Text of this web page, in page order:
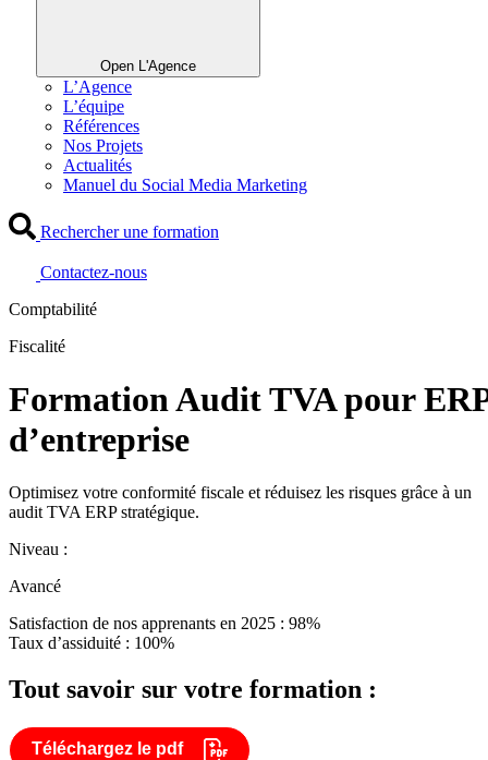
Open L'Agence
L’Agence
L’équipe
Références
Nos Projets
Actualités
Manuel du Social Media Marketing
Rechercher une formation
Contactez-nous
Comptabilité
Fiscalité
Formation Audit TVA pour
d’entreprise
Optimisez votre conformité fiscale et réduisez les risques grâce à un
audit TVA ERP stratégique.
Niveau :
Avancé
Satisfaction de nos apprenants en 2025 : 98%
Taux d’assiduité : 100%
Tout savoir sur votre formation :
Téléchargez le pdf